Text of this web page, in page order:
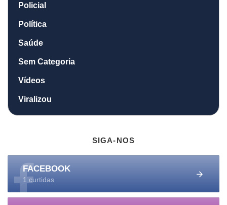
Policial
Política
Saúde
Sem Categoria
Vídeos
Viralizou
SIGA-NOS
FACEBOOK
1 curtidas